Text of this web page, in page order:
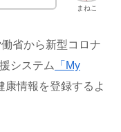
まねこ
省から新型コロナ
システム
「My
情報を登録するよ